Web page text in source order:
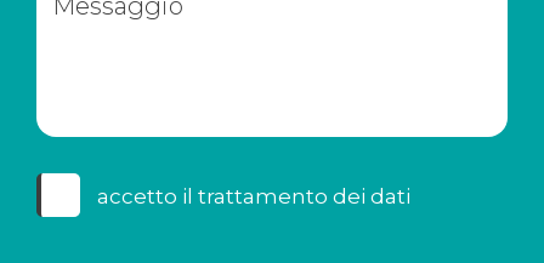
accetto il trattamento dei dati